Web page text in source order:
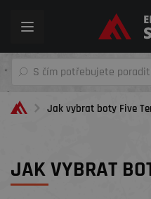
Toggle
Jak vybrat boty Five
JAK VYBRAT